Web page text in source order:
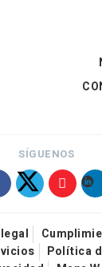
SÍGUENOS
Política